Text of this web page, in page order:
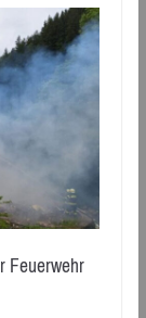
Feuerwehr